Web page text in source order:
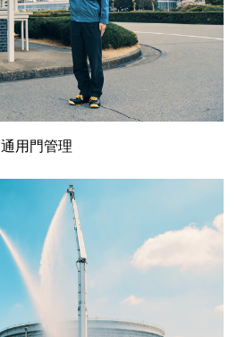
通用門管理